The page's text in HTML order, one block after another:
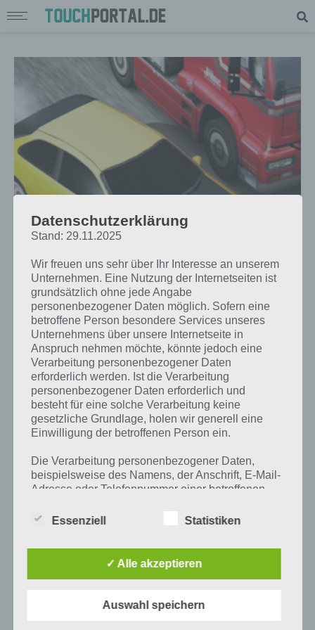
TIPPS & TRICKS
TRAFFIC RACER TIPPS, REKORDE
UND CHEATS FÜR ANDROID UND
IOS
PAUL STELZER-07. DEZEMBER 2013
[caption id="attachment_13037" align="alignright"
width="150"] Traffic Racer von Soner Kara[/caption] In
diesem Artikel stellen wir euch zahlreiche Traffic
Racer Tipps und Tricks vor sowie gehen auf das
Thema…
Datenschutzerklärung
Stand: 29.11.2025
Wir freuen uns sehr über Ihr Interesse an unserem
Unternehmen. Eine Nutzung der Internetseiten ist
grundsätzlich ohne jede Angabe
personenbezogener Daten möglich. Sofern eine
betroffene Person besondere Services unseres
Unternehmens über unsere Internetseite in
Anspruch nehmen möchte, könnte jedoch eine
Verarbeitung personenbezogener Daten
erforderlich werden. Ist die Verarbeitung
personenbezogener Daten erforderlich und
besteht für eine solche Verarbeitung keine
gesetzliche Grundlage, holen wir generell eine
Einwilligung der betroffenen Person ein.
Die Verarbeitung personenbezogener Daten,
beispielsweise des Namens, der Anschrift, E-Mail-
Adresse oder Telefonnummer einer betroffenen
Datenschutz-Grundverordnung und in
Mittels dieser Datenschutzerklärung möchte unser
Unternehmen die Öffentlichkeit über Art, Umfang
verarbeiteten personenbezogenen Daten
Essenziell Statistiken
✓ Alle akzeptieren
Auswahl speichern